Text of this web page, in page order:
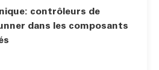
contrôleurs de
dans les composants